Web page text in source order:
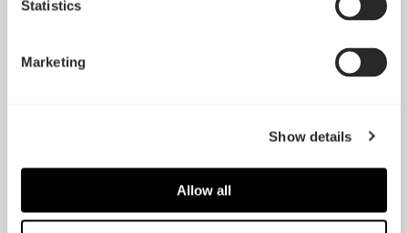
Statistics
Marketing
Show details
Allow all